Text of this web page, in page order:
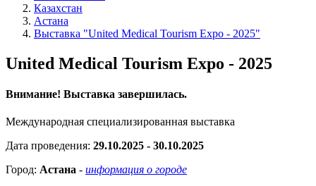
Казахстан
Астана
Выставка "United Medical Tourism Expo - 2025"
United Medical Tourism Expo - 2025
Внимание! Выставка завершилась.
Международная специализированная выставка
Дата проведения: 29.10.2025 - 30.10.2025
Город: Астана - информация о городе